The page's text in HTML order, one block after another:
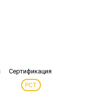
Сертификация
РСТ